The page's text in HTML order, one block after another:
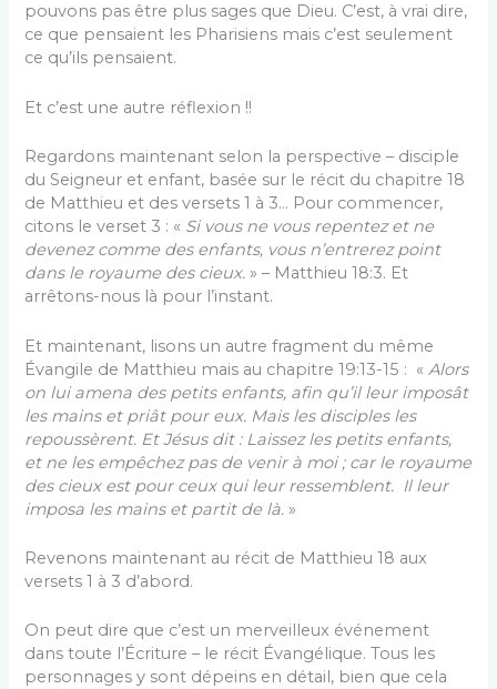
pouvons pas être plus sages que Dieu. C’est, à vrai dire,
ce que pensaient les Pharisiens mais c’est seulement
ce qu’ils pensaient.
Et c’est une autre réflexion !!
Regardons maintenant selon la perspective – disciple
du Seigneur et enfant, basée sur le récit du chapitre 18
de Matthieu et des versets 1 à 3… Pour commencer,
citons le verset 3 : « Si vous ne vous repentez et ne
devenez comme des enfants, vous n’entrerez point
dans le royaume des cieux. » – Matthieu 18:3. Et
arrêtons-nous là pour l’instant.
Et maintenant, lisons un autre fragment du même
Évangile de Matthieu mais au chapitre 19:13-15 : « Alors
on lui amena des petits enfants, afin qu’il leur imposât
les mains et priât pour eux. Mais les disciples les
repoussèrent. Et Jésus dit : Laissez les petits enfants,
et ne les empêchez pas de venir à moi ; car le royaume
des cieux est pour ceux qui leur ressemblent. Il leur
imposa les mains et partit de là. »
Revenons maintenant au récit de Matthieu 18 aux
versets 1 à 3 d’abord.
On peut dire que c’est un merveilleux événement
dans toute l’Écriture – le récit Évangélique. Tous les
personnages y sont dépeins en détail, bien que cela